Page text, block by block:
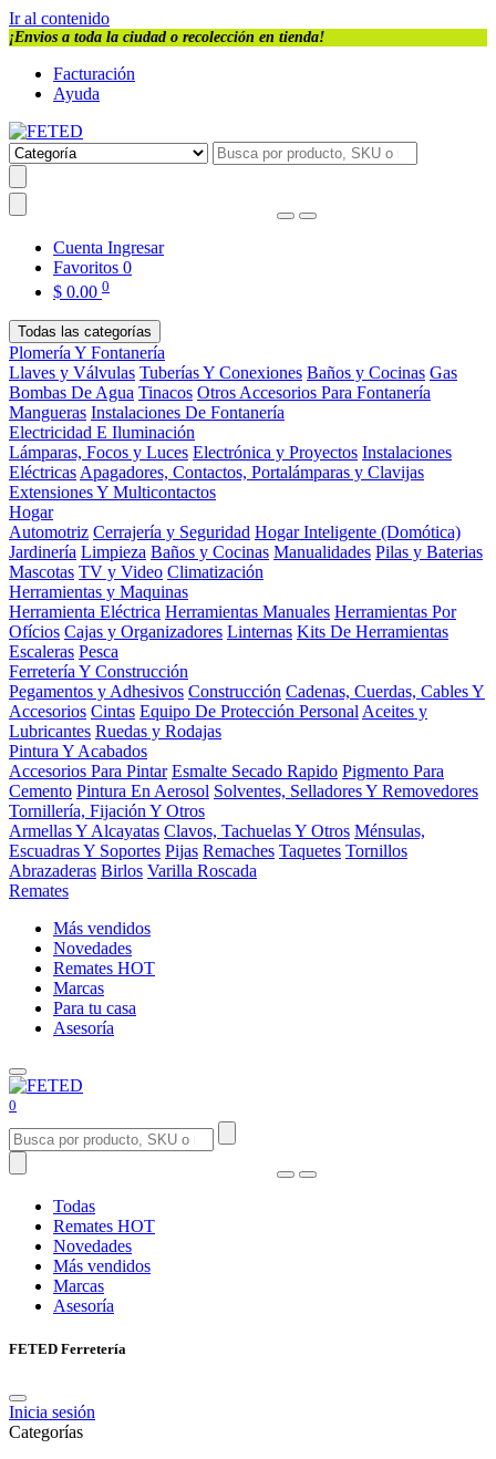
Ir al contenido
¡Envios a toda la ciudad o recolección en tienda!
Facturación
Ayuda
Cuenta Ingresar
Favoritos 0
$ 0.00 0
Todas las categorías
Plomería Y Fontanería
Llaves y Válvulas Tuberías Y Conexiones Baños y Cocinas Gas
Bombas De Agua Tinacos Otros Accesorios Para Fontanería
Mangueras Instalaciones De Fontanería
Electricidad E Iluminación
Lámparas, Focos y Luces Electrónica y Proyectos Instalaciones
Eléctricas Apagadores, Contactos, Portalámparas y Clavijas
Extensiones Y Multicontactos
Hogar
Automotriz Cerrajería y Seguridad Hogar Inteligente (Domótica)
Jardinería Limpieza Baños y Cocinas Manualidades Pilas y Baterias
Mascotas TV y Video Climatización
Herramientas y Maquinas
Herramienta Eléctrica Herramientas Manuales Herramientas Por
Ofícios Cajas y Organizadores Linternas Kits De Herramientas
Escaleras Pesca
Ferretería Y Construcción
Pegamentos y Adhesivos Construcción Cadenas, Cuerdas, Cables Y
Accesorios Cintas Equipo De Protección Personal Aceites y
Lubricantes Ruedas y Rodajas
Pintura Y Acabados
Accesorios Para Pintar Esmalte Secado Rapido Pigmento Para
Cemento Pintura En Aerosol Solventes, Selladores Y Removedores
Tornillería, Fijación Y Otros
Armellas Y Alcayatas Clavos, Tachuelas Y Otros Ménsulas,
Escuadras Y Soportes Pijas Remaches Taquetes Tornillos
Abrazaderas Birlos Varilla Roscada
Remates
Más vendidos
Novedades
Remates HOT
Marcas
Para tu casa
Asesoría
0
Todas
Remates HOT
Novedades
Más vendidos
Marcas
Asesoría
FETED Ferretería
Inicia sesión
Categorías